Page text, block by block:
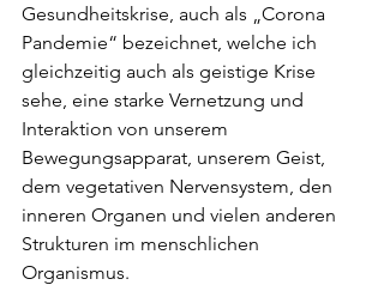
Gesundheitskrise, auch als „Corona
Pandemie“ bezeichnet, welche ich
gleichzeitig auch als geistige Krise
sehe, eine starke Vernetzung und
Interaktion von unserem
Bewegungsapparat, unserem Geist,
dem vegetativen Nervensystem, den
inneren Organen und vielen anderen
Strukturen im menschlichen
Organismus.